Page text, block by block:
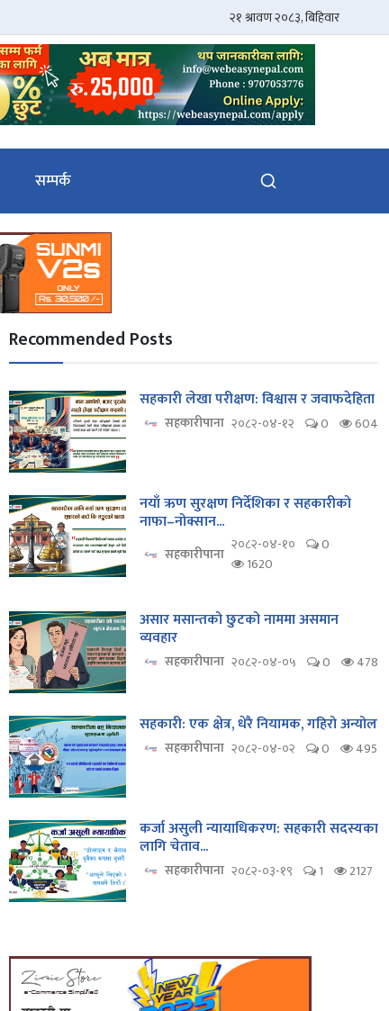
सम्पर्क
Recommended Posts
सहकारी लेखा परीक्षण: विश्वास र जवाफदेहिता
सहकारीपाना २०८२-०४-१२ 0 604
नयाँ ऋण सुरक्षण निर्देशिका र सहकारीको
नाफा–नोक्सान...
सहकारीपाना २०८२-०४-१०
0
1620
असार मसान्तको छुटको नाममा असमान
व्यवहार
सहकारीपाना २०८२-०४-०५ 0 478
सहकारी: एक क्षेत्र, धेरै नियामक, गहिरो अन्योल
सहकारीपाना २०८२-०४-०२ 0 495
कर्जा असुली न्यायाधिकरण: सहकारी सदस्यका
लागि चेताव...
सहकारीपाना २०८२-०३-१९ 1 2127